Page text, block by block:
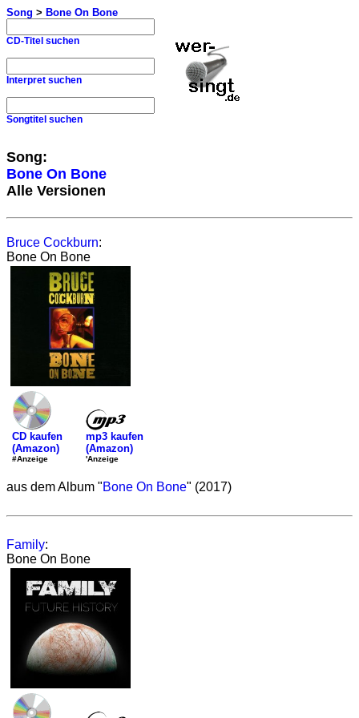
Song > Bone On Bone
CD-Titel suchen
Interpret suchen
Songtitel suchen
Song:
Bone On Bone
Alle Versionen
Bruce Cockburn:
Bone On Bone
CD kaufen
(Amazon)
#Anzeige
mp3 kaufen
(Amazon)
'Anzeige
aus dem Album "Bone On Bone" (2017)
Family:
Bone On Bone